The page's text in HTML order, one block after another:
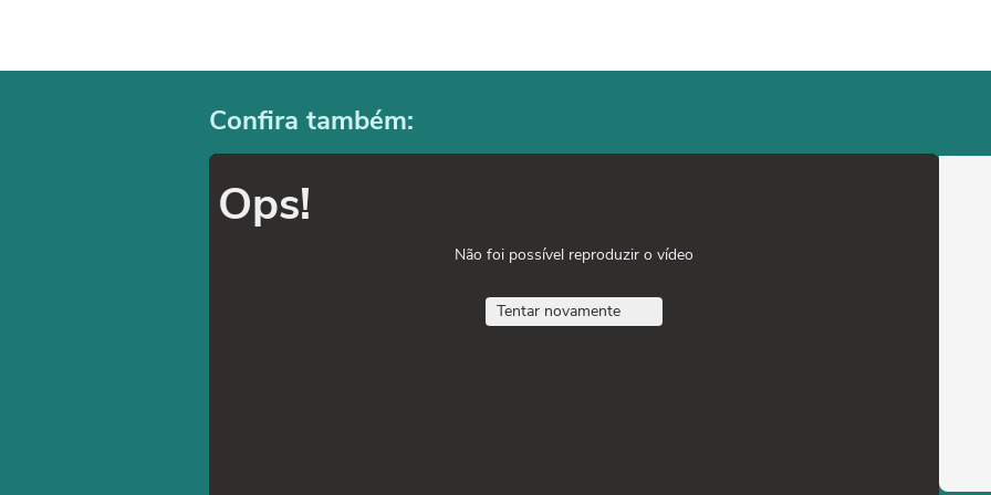
Confira também:
Ops!
Não foi possível reproduzir o vídeo
Tentar novamente